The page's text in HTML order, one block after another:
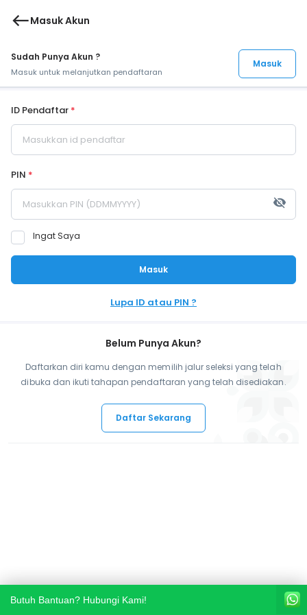
westMasuk Akun
Sudah Punya Akun ?
Masuk untuk melanjutkan pendaftaran
Masuk
ID Pendaftar *
PIN *
visibility_off
Ingat Saya
Lupa ID atau PIN ?
Masuk
Belum Punya Akun?
Daftarkan diri kamu dengan memilih jalur seleksi yang telah
dibuka dan ikuti tahapan pendaftaran yang telah disediakan.
Daftar Sekarang
Butuh Bantuan? Hubungi Kami!